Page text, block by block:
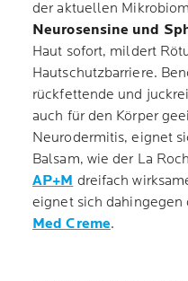
der aktuellen
Neurosensine und
Haut sofort, mildert
Hautschutzbarriere.
rückfettende und
auch für den Körper
Neurodermitis, eignet
Balsam, wie der La
AP+M dreifach
eignet sich dahingegen
Med Creme.